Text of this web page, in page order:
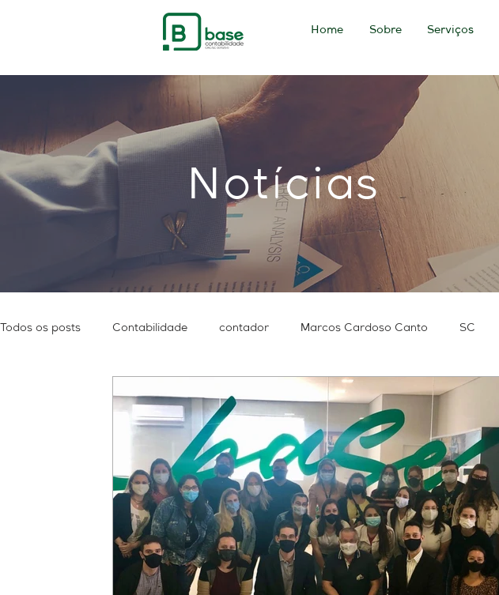
Home Sobre Serviços
Notícias
Todos os posts Contabilidade contador Marcos Cardoso Canto SC
Caixa Econômica Federal Pert
Débitos Previdenciários ICMS e-Social
base de cálculo Base Contabilidade tecnologia